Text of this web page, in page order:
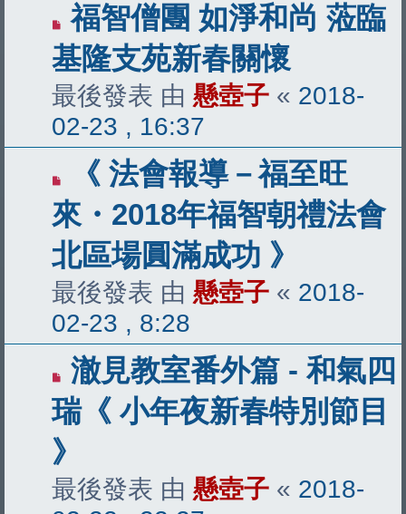
福智僧團 如淨和尚 蒞臨
基隆支苑新春關懷
最後發表 由 懸壺子 « 2018-
02-23 , 16:37
《 法會報導－福至旺
來・2018年福智朝禮法會
北區場圓滿成功 》
最後發表 由 懸壺子 « 2018-
02-23 , 8:28
澈見教室番外篇 - 和氣四
瑞《 小年夜新春特別節目
》
最後發表 由 懸壺子 « 2018-